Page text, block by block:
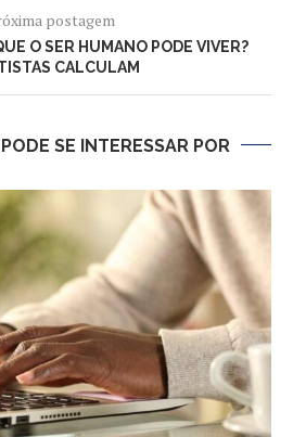
postagem
O SER HUMANO PODE VIVER?
CALCULAM
SE INTERESSAR POR